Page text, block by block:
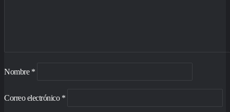
Nombre *
Correo electrónico *